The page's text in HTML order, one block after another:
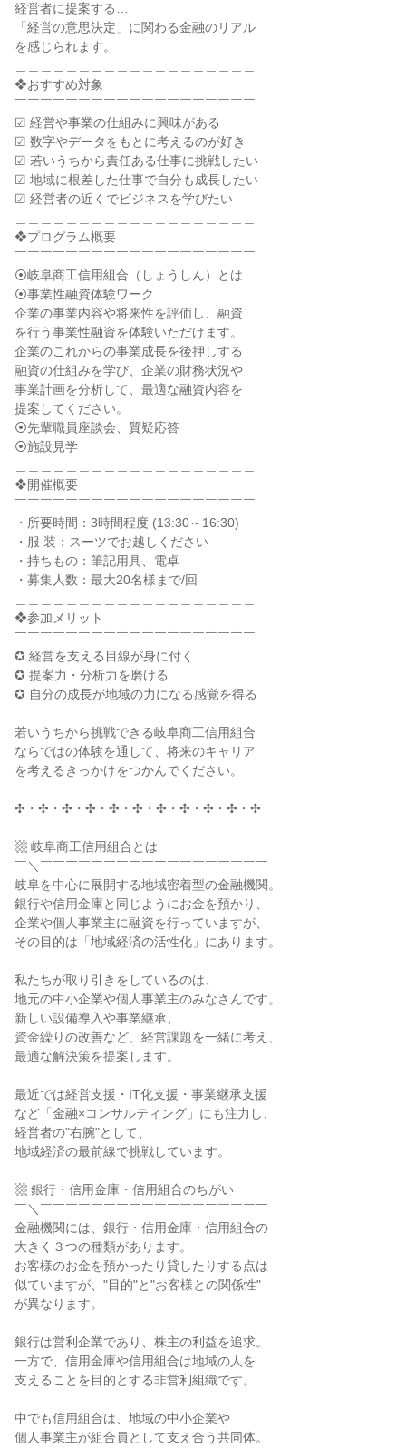
経営者に提案する…
「経営の意思決定」に関わる金融のリアル
を感じられます。
❖おすすめ対象
￣￣￣￣￣￣￣￣￣￣￣￣￣￣￣￣￣￣￣
☑ 経営や事業の仕組みに興味がある
☑ 数字やデータをもとに考えるのが好き
☑ 若いうちから責任ある仕事に挑戦したい
☑ 地域に根差した仕事で自分も成長したい
☑ 経営者の近くでビジネスを学びたい
❖プログラム概要
￣￣￣￣￣￣￣￣￣￣￣￣￣￣￣￣￣￣￣
⦿岐阜商工信用組合（しょうしん）とは
⦿事業性融資体験ワーク
企業の事業内容や将来性を評価し、融資
を行う事業性融資を体験いただけます。
企業のこれからの事業成長を後押しする
融資の仕組みを学び、企業の財務状況や
事業計画を分析して、最適な融資内容を
提案してください。
⦿先輩職員座談会、質疑応答
⦿施設見学
❖開催概要
￣￣￣￣￣￣￣￣￣￣￣￣￣￣￣￣￣￣￣
・所要時間：3時間程度 (13:30～16:30)
・服 装：スーツでお越しください
・持ちもの：筆記用具、電卓
・募集人数：最大20名様まで/回
❖参加メリット
￣￣￣￣￣￣￣￣￣￣￣￣￣￣￣￣￣￣￣
✪ 経営を支える目線が身に付く
✪ 提案力・分析力を磨ける
✪ 自分の成長が地域の力になる感覚を得る
若いうちから挑戦できる岐阜商工信用組合
ならではの体験を通して、将来のキャリア
を考えるきっかけをつかんでください。
✣・✣・✣・✣・✣・✣・✣・✣・✣・✣・✣
▩ 岐阜商工信用組合とは
￣＼￣￣￣￣￣￣￣￣￣￣￣￣￣￣￣￣￣￣
岐阜を中心に展開する地域密着型の金融機関。
銀行や信用金庫と同じようにお金を預かり、
企業や個人事業主に融資を行っていますが、
その目的は「地域経済の活性化」にあります。
私たちが取り引きをしているのは、
地元の中小企業や個人事業主のみなさんです。
新しい設備導入や事業継承、
資金繰りの改善など、経営課題を一緒に考え、
最適な解決策を提案します。
最近では経営支援・IT化支援・事業継承支援
など「金融×コンサルティング」にも注力し、
経営者の"右腕"として、
地域経済の最前線で挑戦しています。
▩ 銀行・信用金庫・信用組合のちがい
￣＼￣￣￣￣￣￣￣￣￣￣￣￣￣￣￣￣￣￣
金融機関には、銀行・信用金庫・信用組合の
大きく３つの種類があります。
お客様のお金を預かったり貸したりする点は
似ていますが、"目的"と"お客様との関係性"
が異なります。
銀行は営利企業であり、株主の利益を追求。
一方で、信用金庫や信用組合は地域の人を
支えることを目的とする非営利組織です。
中でも信用組合は、地域の中小企業や
個人事業主が組合員として支え合う共同体。